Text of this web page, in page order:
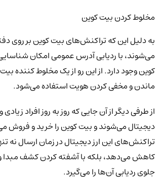
مخلوط کردن بیت کوین
به دلیل این که تراکنش‌های بیت کوین بر روی
می‌شوند، با ردیابی آدرس عمومی امکان
کوین وجود دارد. از این رو از یک مخلوط کننده
ماندن و مخفی کردن هویت استفاده می‌شود.
از طرفی دیگر از آن جایی که روز به روز افراد زیادی
دیجیتال می‌شوند و بیت کوین را خرید و فروش
تراکنش‌های این ارز دیجیتال در زمان ارسال نه‌
کاهش می‌دهد، بلکه با آشفته کردن کشف مبدا
جلوی ردیابی آن‌ها را می‌گیرد.